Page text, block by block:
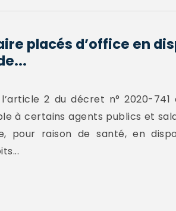
placés d’office en
2 du décret n° 2020-
à certains agents publics et
pour raison de santé, en